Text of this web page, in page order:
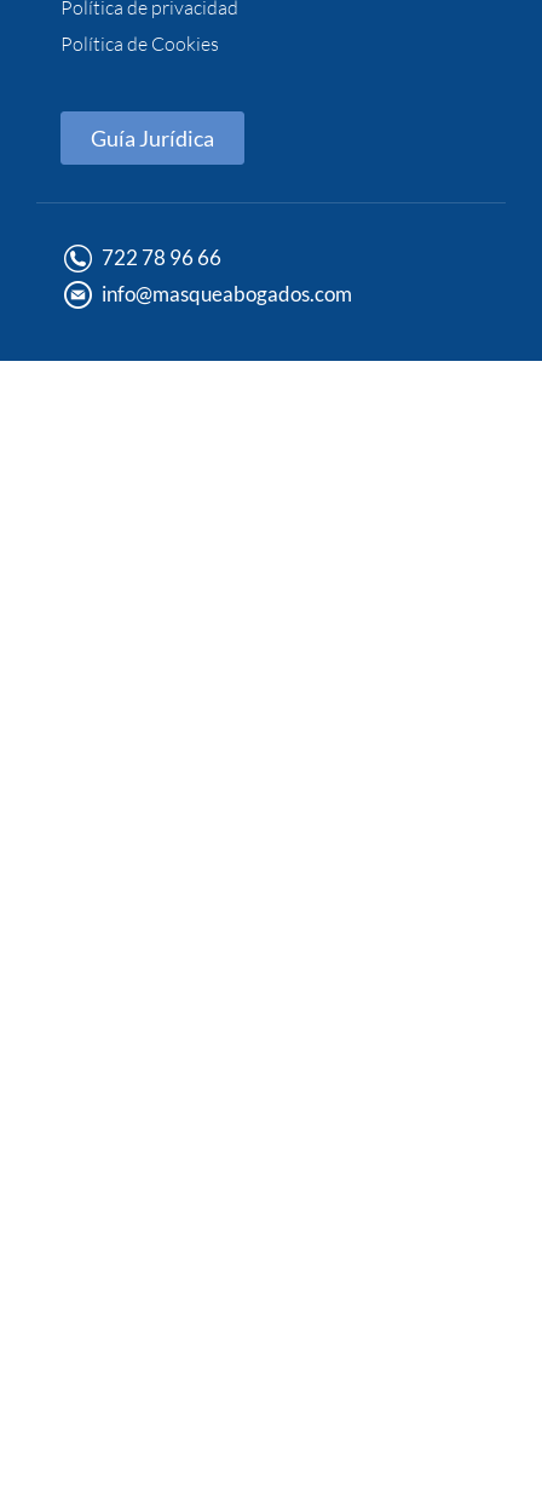
Política de privacidad
Política de Cookies
Guía Jurídica
722 78 96 66
info@masqueabogados.com